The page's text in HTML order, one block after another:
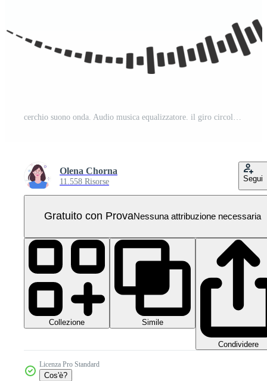
Olena Chorna
11.558 Risorse Segui
Gratuito con ProvaNessuna attribuzione necessaria
Collezione Simile
Condividere
Licenza Pro Standard
Cos'è?